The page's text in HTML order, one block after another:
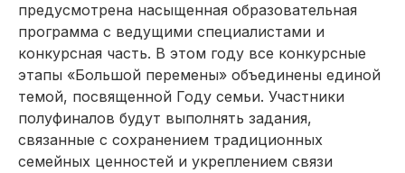
предусмотрена насыщенная образовательная
программа с ведущими специалистами и
конкурсная часть. В этом году все конкурсные
этапы «Большой перемены» объединены единой
темой, посвященной Году семьи. Участники
полуфиналов будут выполнять задания,
связанные с сохранением традиционных
семейных ценностей и укреплением связи